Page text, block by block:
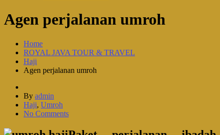
Agen perjalanan umroh
Home
ROYAL JAVA TOUR & TRAVEL
Haji
Agen perjalanan umroh
By admin
Haji, Umroh
No Comments